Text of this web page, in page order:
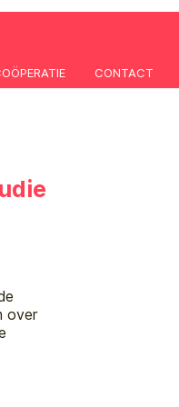
CONTACT
over